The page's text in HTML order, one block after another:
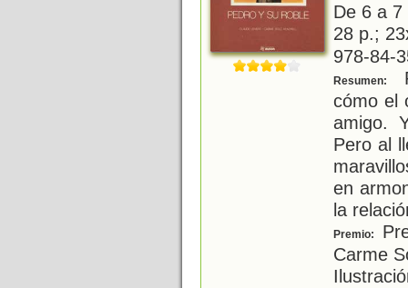
De 6 a
28 p.;
978-84-
Resumen:
cómo el
amigo.
Pero al
en
la
Premio:
Carme